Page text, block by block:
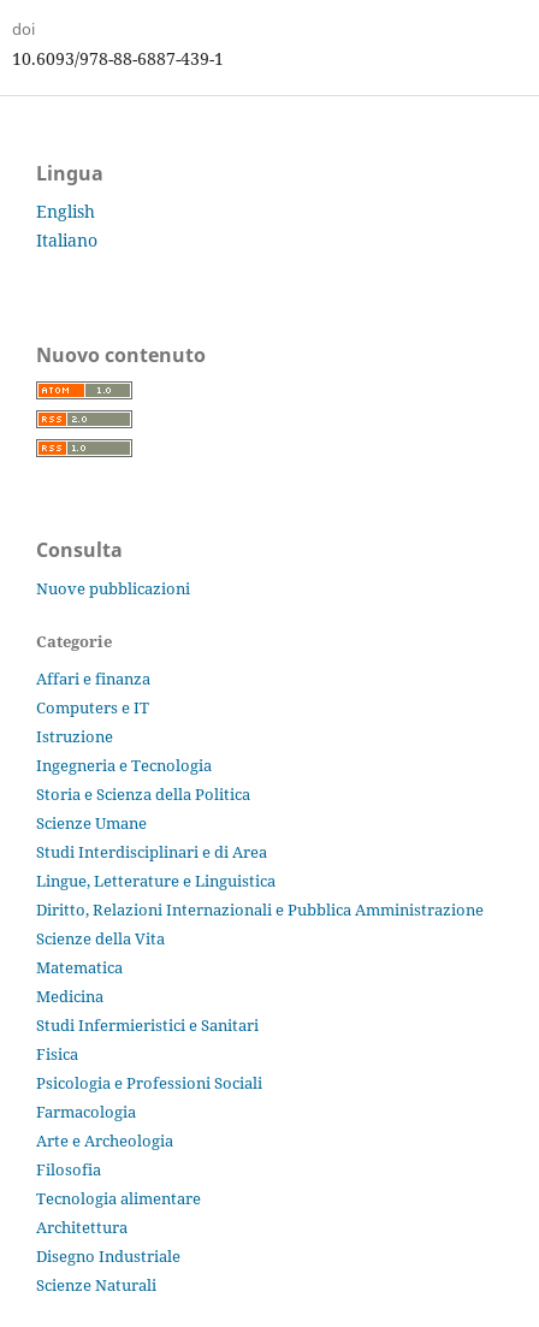
doi
10.6093/978-88-6887-439-1
Lingua
English
Italiano
Nuovo contenuto
Consulta
Nuove pubblicazioni
Categorie
Affari e finanza
Computers e IT
Istruzione
Ingegneria e Tecnologia
Storia e Scienza della Politica
Scienze Umane
Studi Interdisciplinari e di Area
Lingue, Letterature e Linguistica
Diritto, Relazioni Internazionali e Pubblica Amministrazione
Scienze della Vita
Matematica
Medicina
Studi Infermieristici e Sanitari
Fisica
Psicologia e Professioni Sociali
Farmacologia
Arte e Archeologia
Filosofia
Tecnologia alimentare
Architettura
Disegno Industriale
Scienze Naturali